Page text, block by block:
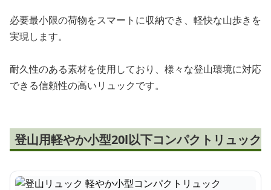
必要最小限の荷物をスマートに収納でき、軽快な山歩きを
実現します。
耐久性のある素材を使用しており、様々な登山環境に対応
できる信頼性の高いリュックです。
登山用軽やか小型20l以下コンパクトリュック